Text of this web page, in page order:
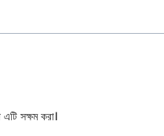
সক্ষম করা।